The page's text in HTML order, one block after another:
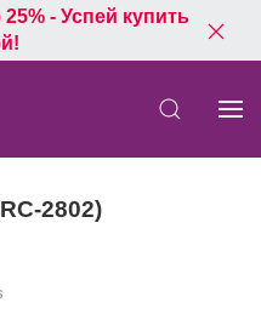
- Успей купить
2802)